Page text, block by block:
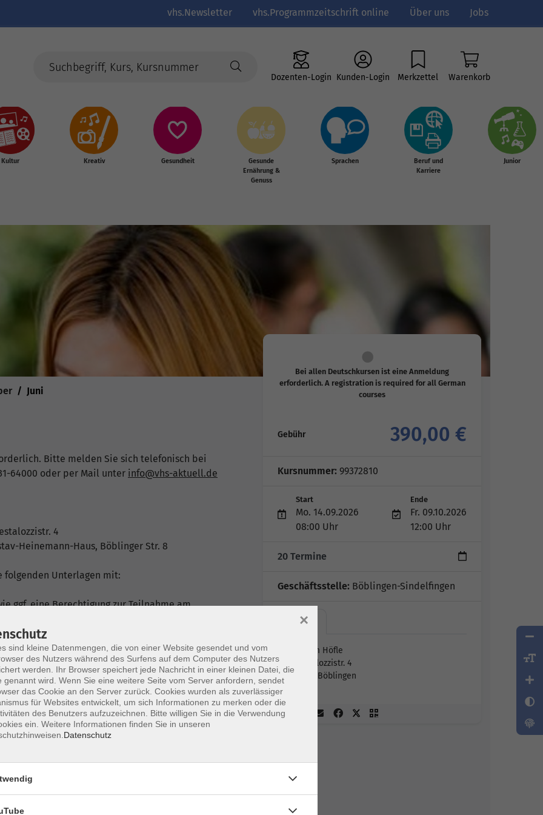
vhs.Newsletter vhs.Programmzeitschrift online Über uns Jobs
Dozenten-Login Kunden-Login Merkzettel Warenkorb
Kultur Kreativ Gesundheit
Gesunde
Ernährung &
Genuss
Sprachen
Beruf und
Karriere
Junior
Juni
Bitte melden Sie sich telefonisch bei
64000 oder per Mail unter info@vhs-aktuell.de
4
Heinemann-Haus, Böblinger Str. 8
folgenden Unterlagen mit:
ggf. eine Berechtigung zur Teilnahme am
Sozialhilfe oder andere staatliche
contact our customer service at 07031-
4
8
of eligibility for an integration course, if
Bei allen Deutschkursen ist eine Anmeldung
erforderlich. A registration is required for all German
courses
Gebühr 390,00 €
Kursnummer: 99372810
Start
Mo. 14.09.2026
08:00 Uhr
Ende
Fr. 09.10.2026
12:00 Uhr
20 Termine
Geschäftsstelle: Böblingen-Sindelfingen
vhs im…
vhs im Höfle
Pestalozzistr. 4
71032 Böblingen
sind kleine Datenmengen, die von einer Website gesendet und vom
des Nutzers während des Surfens auf dem Computer des Nutzers
werden. Ihr Browser speichert jede Nachricht in einer kleinen Datei, die
genannt wird. Wenn Sie eine weitere Seite vom Server anfordern, sendet
das Cookie an den Server zurück. Cookies wurden als zuverlässiger
für Websites entwickelt, um sich Informationen zu merken oder die
des Benutzers aufzuzeichnen. Bitte willigen Sie in die Verwendung
ein. Weitere Informationen finden Sie in unseren
Datenschutz
×